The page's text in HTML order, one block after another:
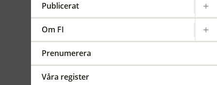
Publicerat
Om FI
Prenumerera
Våra register
distributörer enligt
rådets förordning (EU)